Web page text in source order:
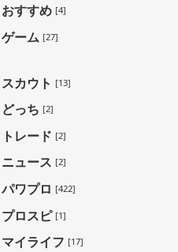
おすすめ [4]
ゲーム [27]
スカウト [13]
どっち [2]
トレード [2]
ニュース [2]
パワプロ [422]
プロスピ [1]
マイライフ [17]